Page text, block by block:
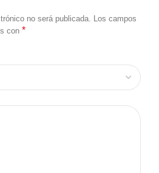
no será publicada. Los campos
con *